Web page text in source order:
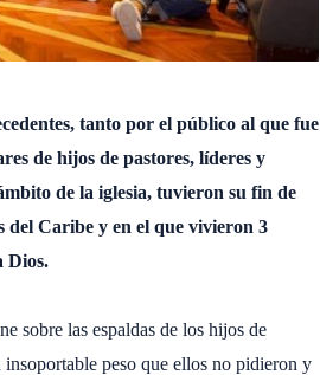
tanto por el público al que fue
de hijos de pastores, líderes y
de la iglesia, tuvieron su fin de
del Caribe y en el que vivieron 3
Dios.
sobre las espaldas de los hijos de
insoportable peso que ellos no pidieron y